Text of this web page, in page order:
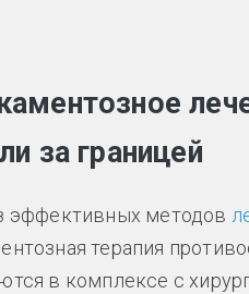
за границей
эффективных методов
терапия
в комплексе с